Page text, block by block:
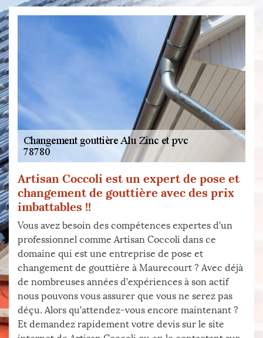
Artisan Coccoli est un expert de pose et
changement de gouttière avec des prix
imbattables !!
Vous avez besoin des compétences expertes d’un
professionnel comme Artisan Coccoli dans ce
domaine qui est une entreprise de pose et
changement de gouttière à Maurecourt ? Avec déjà
de nombreuses années d’expériences à son actif
nous pouvons vous assurer que vous ne serez pas
déçu. Alors qu’attendez-vous encore maintenant ?
Et demandez rapidement votre devis sur le site